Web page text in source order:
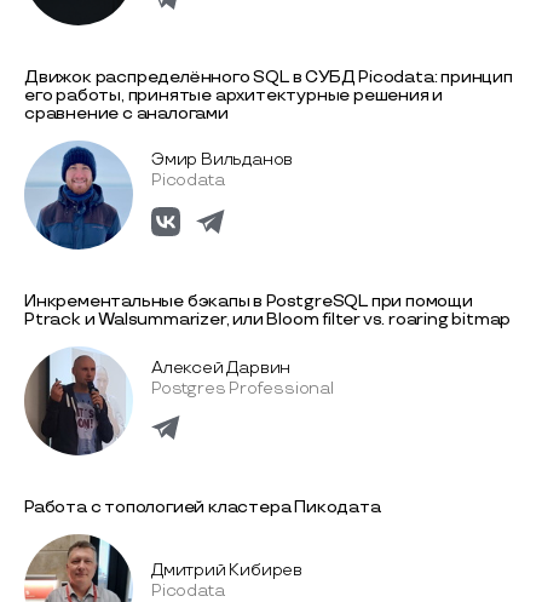
Движок распределённого SQL в СУБД Picodata: принцип
его работы, принятые архитектурные решения и
сравнение с аналогами
Эмир Вильданов
Picodata
Инкрементальные бэкапы в PostgreSQL при помощи
Ptrack и Walsummarizer, или Bloom filter vs. roaring bitmap
Алексей Дарвин
Postgres Professional
Работа с топологией кластера Пикодата
Дмитрий Кибирев
Picodata